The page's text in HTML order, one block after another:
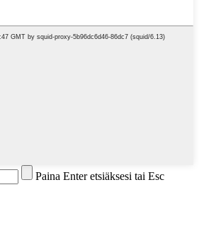
Paina Enter etsiäksesi tai Esc